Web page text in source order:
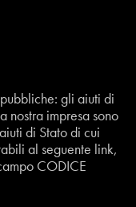
gli aiuti di
nostra impresa sono
di Stato di cui
al seguente link,
CODICE